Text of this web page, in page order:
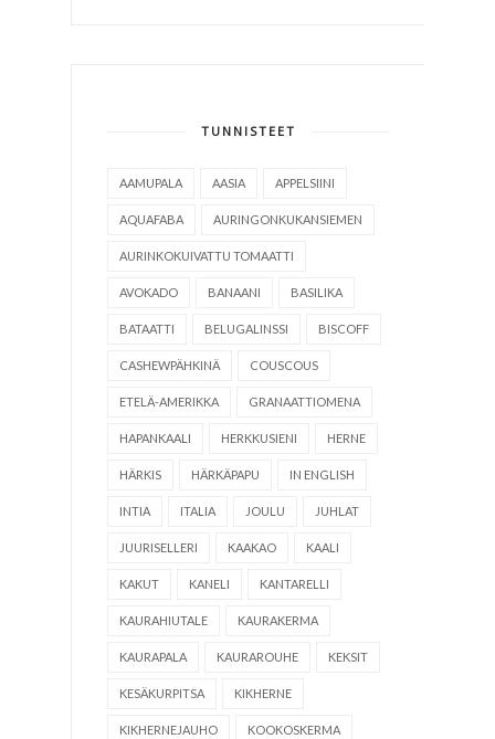
TUNNISTEET
AAMUPALA AASIA APPELSIINI
AQUAFABA AURINGONKUKANSIEMEN
AURINKOKUIVATTU TOMAATTI
AVOKADO BANAANI BASILIKA
BATAATTI BELUGALINSSI BISCOFF
CASHEWPÄHKINÄ COUSCOUS
ETELÄ-AMERIKKA GRANAATTIOMENA
HAPANKAALI HERKKUSIENI HERNE
HÄRKIS HÄRKÄPAPU IN ENGLISH
INTIA ITALIA JOULU JUHLAT
JUURISELLERI KAAKAO KAALI
KAKUT KANELI KANTARELLI
KAURAHIUTALE KAURAKERMA
KAURAPALA KAURAROUHE KEKSIT
KESÄKURPITSA KIKHERNE
KIKHERNEJAUHO KOOKOSKERMA